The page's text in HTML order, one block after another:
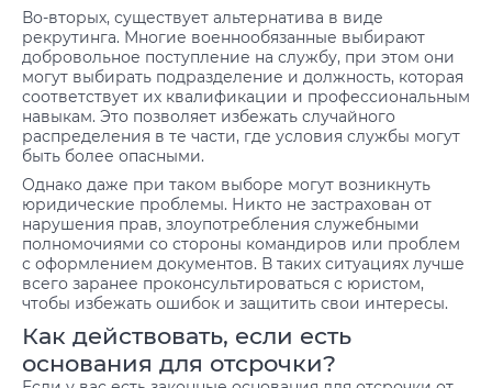
Во-вторых, существует альтернатива в виде
рекрутинга. Многие военнообязанные выбирают
добровольное поступление на службу, при этом они
могут выбирать подразделение и должность, которая
соответствует их квалификации и профессиональным
навыкам. Это позволяет избежать случайного
распределения в те части, где условия службы могут
быть более опасными.
Однако даже при таком выборе могут возникнуть
юридические проблемы. Никто не застрахован от
нарушения прав, злоупотребления служебными
полномочиями со стороны командиров или проблем
с оформлением документов. В таких ситуациях лучше
всего заранее проконсультироваться с юристом,
чтобы избежать ошибок и защитить свои интересы.
Как действовать, если есть
основания для отсрочки?